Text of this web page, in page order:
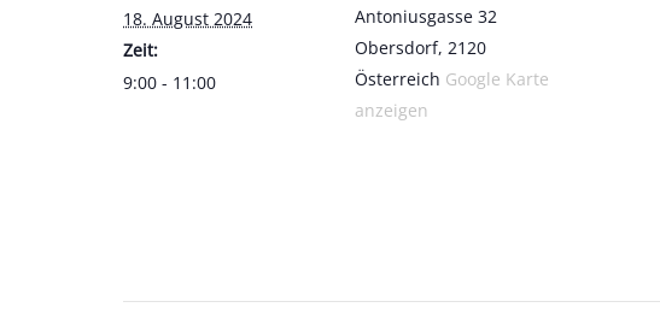
18. August 2024
Zeit:
9:00 - 11:00
Antoniusgasse 32
Obersdorf, 2120
Österreich Google Karte
anzeigen